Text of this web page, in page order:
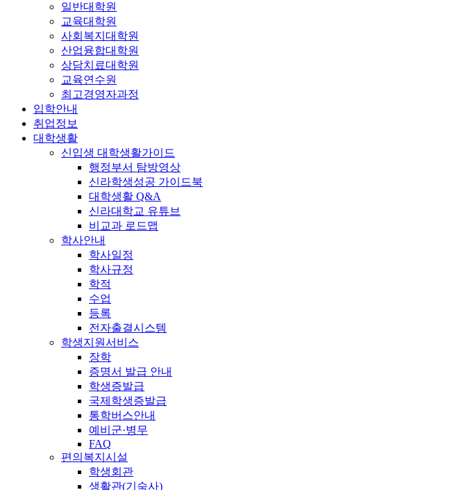
일반대학원
교육대학원
사회복지대학원
산업융합대학원
상담치료대학원
교육연수원
최고경영자과정
입학안내
취업정보
대학생활
신입생 대학생활가이드
행정부서 탐방영상
신라학생성공 가이드북
대학생활 Q&A
신라대학교 유튜브
비교과 로드맵
학사안내
학사일정
학사규정
학적
수업
등록
전자출결시스템
학생지원서비스
장학
증명서 발급 안내
학생증발급
국제학생증발급
통학버스안내
예비군·병무
FAQ
편의복지시설
학생회관
생활관(기숙사)